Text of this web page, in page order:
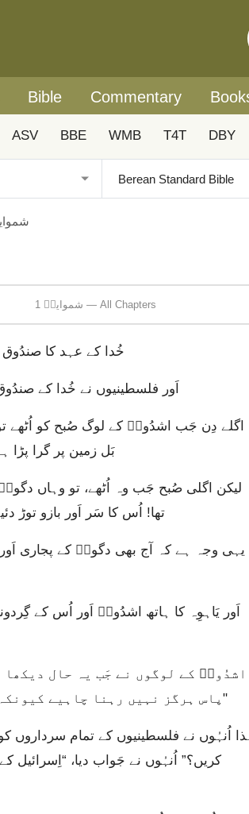
Bible Commentary
ASV BBE WMB T4T DBY
1
1 شموایلؔ — All Chapters
خُدا کے عہد کا
اَور فلسطینیوں نے خُدا کے
بَل زمین پر گرا پڑا
تھا! اُس کا سَر اَور بازو توڑ
پاس ہرگز نہیں رہنا چاہیے کیونکہ اُن کا ہاتھ ہم پر اَور ہمارے معبُود دگونؔ پر بھاری ہے۔"
کریں؟” اُنہُوں نے جَواب دیا، “اِسرائیل